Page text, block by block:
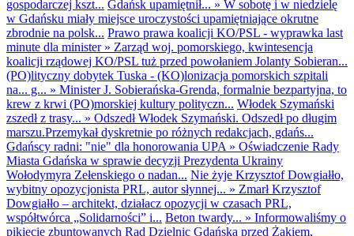
gospodarczej kszt... Gdańsk upamiętnił... » W sobotę i w niedzielę
w Gdańsku miały miejsce uroczystości upamiętniające okrutne
zbrodnie na polsk... Prawo prawa koalicji KO/PSL - wyprawka last
minute dla minister» Zarząd woj. pomorskiego, kwintesencja
koalicji rządowej KO/PSL tuż przed powołaniem Jolanty Sobieran...
(PO)lityczny dobytek Tuska - (KO)lonizacja pomorskich szpitali
na... g... » Minister J. Sobierańska-Grenda, formalnie bezpartyjna, to
krew z krwi (PO)morskiej kultury polityczn... Włodek Szymański
zszedł z trasy... » Odszedł Włodek Szymański. Odszedł po długim
marszu.Przemykał dyskretnie po różnych redakcjach, gdańs...
Gdańscy radni: "nie" dla honorowania UPA » Oświadczenie Rady
Miasta Gdańska w sprawie decyzji Prezydenta Ukrainy
Wołodymyra Zełenskiego o nadan... Nie żyje Krzysztof Dowgiałło,
wybitny opozycjonista PRL, autor słynnej... » Zmarł Krzysztof
Dowgiałło – architekt, działacz opozycji w czasach PRL,
współtwórca „Solidarności” i... Beton twardy... » Informowaliśmy o
pikiecie zbuntowanych Rad Dzielnic Gdańska przed Żakiem,